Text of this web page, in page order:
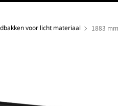
voor licht materiaal 1883